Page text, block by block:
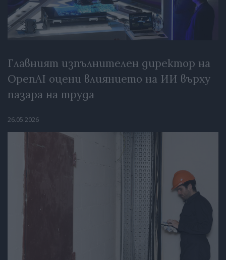
Главният изпълнителен директор на
OpenAI оцени влиянието на ИИ върху
пазара на труда
26.05.2026